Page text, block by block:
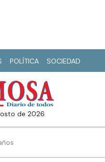
POLÍTICA SOCIEDAD
de 2026